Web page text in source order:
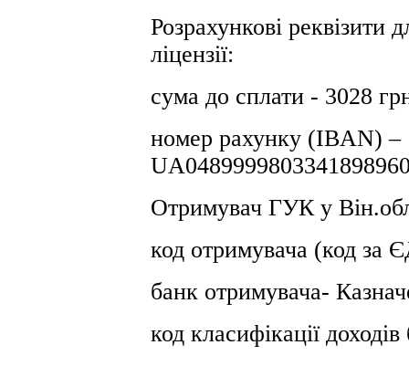
Розрахункові реквізити
ліцензії:
сума до сплати - 3028
номер рахунку (IBAN) –
Отримувач ГУК у
код отримувача (код
банк отримувача-
код класифікації